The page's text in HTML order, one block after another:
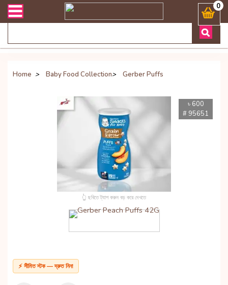
সংক্রান্ত যেকোনো জিজ্ঞাসায় কল করুনঃ ( Whatsapp ) 0
Home > Baby Food Collection> Gerber Puffs
৳ 600
# 95651
👆 ছবিতে ট্যাপ করুন বড় করে দেখতে
⚡ সীমিত স্টক — দ্রুত নিন!